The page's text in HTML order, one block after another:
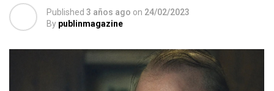
Published 3 años ago on 24/02/2023
By publinmagazine